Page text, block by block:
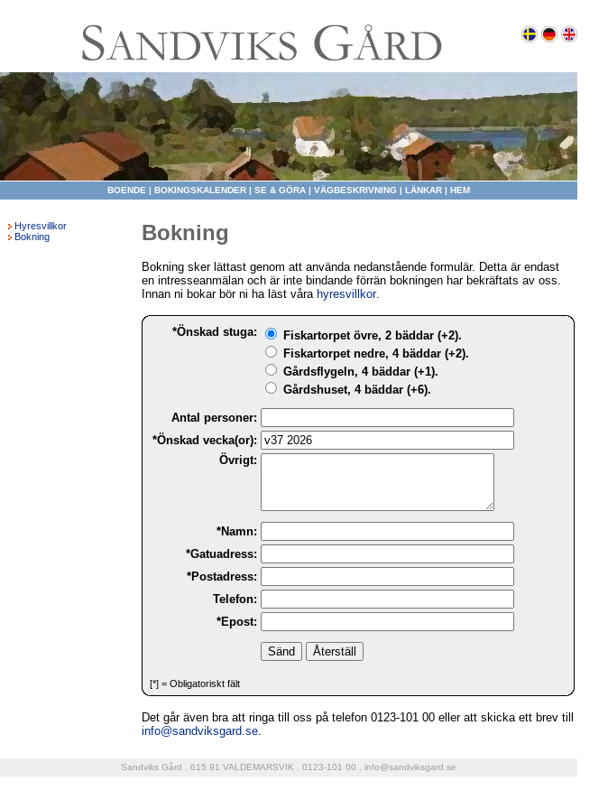
BOENDE | BOKINGSKALENDER | SE & GÖRA | VÄGBESKRIVNING | LÄNKAR | HEM
Hyresvillkor
Bokning
Bokning
Bokning sker lättast genom att använda nedanstående formulär. Detta är endast
en intresseanmälan och är inte bindande förrän bokningen har bekräftats av oss.
Innan ni bokar bör ni ha läst våra hyresvillkor.
*Önskad stuga:
Fiskartorpet övre, 2 bäddar (+2).
Fiskartorpet nedre, 4 bäddar (+2).
Gårdsflygeln, 4 bäddar (+1).
Gårdshuset, 4 bäddar (+6).
Antal personer:
*Önskad vecka(or):
Övrigt:
*Namn:
*Gatuadress:
*Postadress:
Telefon:
*Epost:
[*] = Obligatoriskt fält
Det går även bra att ringa till oss på telefon 0123-101 00 eller att skicka ett brev till
info@sandviksgard.se.
Sandviks Gård . 615 91 VALDEMARSVIK . 0123-101 00 . info@sandviksgard.se